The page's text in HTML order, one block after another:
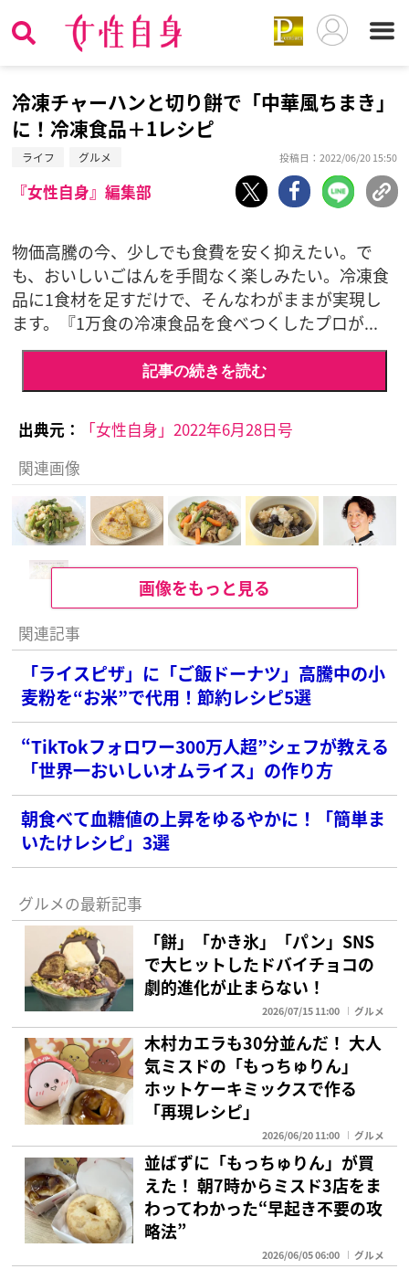
冷凍チャーハンと切り餅で「中華風ちまき」
に！冷凍食品＋1レシピ
ライフ グルメ 投稿日：2022/06/20 15:50
『女性自身』編集部
物価高騰の今、少しでも食費を安く抑えたい。で
も、おいしいごはんを手間なく楽しみたい。冷凍食
品に1食材を足すだけで、そんなわがままが実現し
ます。『1万食の冷凍食品を食べつくしたプロが...
記事の続きを読む
出典元：
「女性自身」2022年6月28日号
関連画像
画像をもっと見る
関連記事
「ライスピザ」に「ご飯ドーナツ」高騰中の小
麦粉を“お米”で代用！節約レシピ5選
“TikTokフォロワー300万人超”シェフが教える
「世界一おいしいオムライス」の作り方
朝食べて血糖値の上昇をゆるやかに！「簡単ま
いたけレシピ」3選
グルメの最新記事
「餅」「かき氷」「パン」SNS
で大ヒットしたドバイチョコの
劇的進化が止まらない！
2026/07/15 11:00 グルメ
木村カエラも30分並んだ！ 大人
気ミスドの「もっちゅりん」
ホットケーキミックスで作る
「再現レシピ」
2026/06/20 11:00 グルメ
並ばずに「もっちゅりん」が買
えた！ 朝7時からミスド3店をま
わってわかった“早起き不要の攻
略法”
2026/06/05 06:00 グルメ